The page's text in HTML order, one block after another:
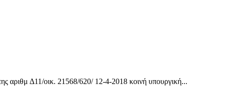
αριθμ Δ11/οικ. 21568/620/ 12-4-2018 κοινή υπουργική...